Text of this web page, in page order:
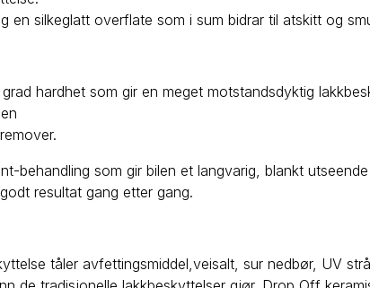
en silkeglatt overflate som i sum bidrar til atskitt og
hardhet som gir en meget motstandsdyktig
behandling som gir bilen et langvarig, blankt
resultat gang etter gang.
tåler avfettingsmiddel,veisalt, sur nedbør, UV